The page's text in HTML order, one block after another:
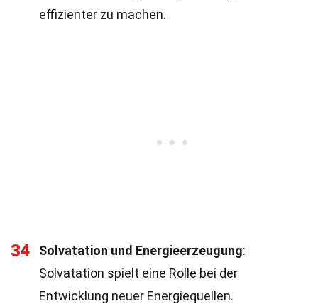
effizienter zu machen.
34 Solvatation und Energieerzeugung:
Solvatation spielt eine Rolle bei der
Entwicklung neuer Energiequellen.